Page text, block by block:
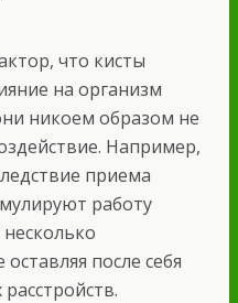
что кисты
на организм
никоем образом не
Например,
приема
работу
после себя